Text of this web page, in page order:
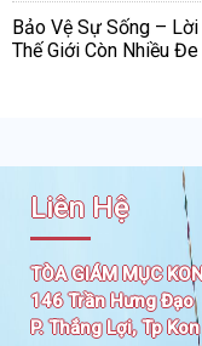
Bảo Vệ Sự Sống –
Thế Giới Còn Nhiều
Liên Hệ
TÒA GIÁM MỤC
146 Trần Hưng Đạo
P. Thắng Lợi, Tp